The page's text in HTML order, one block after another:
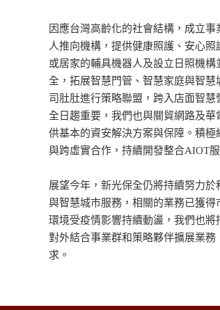
因應台灣高齡化的社會結構，成立
人推向機構，提供健康照護、安心
或居家的輔具機器人及設立日照機
全，拓展智慧門管、智慧家庭與智
司肚肚進行策略聯盟，跨入店面智慧
全日趨重要，我們也與關貿網路及
供基本的資安解決方案與保障。積
與跨虛實合作，持續開發整合AIOT服
展望今年，新光保全仍將持續努力
與智慧城市服務，相關的業務已獲
環境受疫情影響持續動盪，我們也將
對外結合事業群和策略夥伴擴展業
求。